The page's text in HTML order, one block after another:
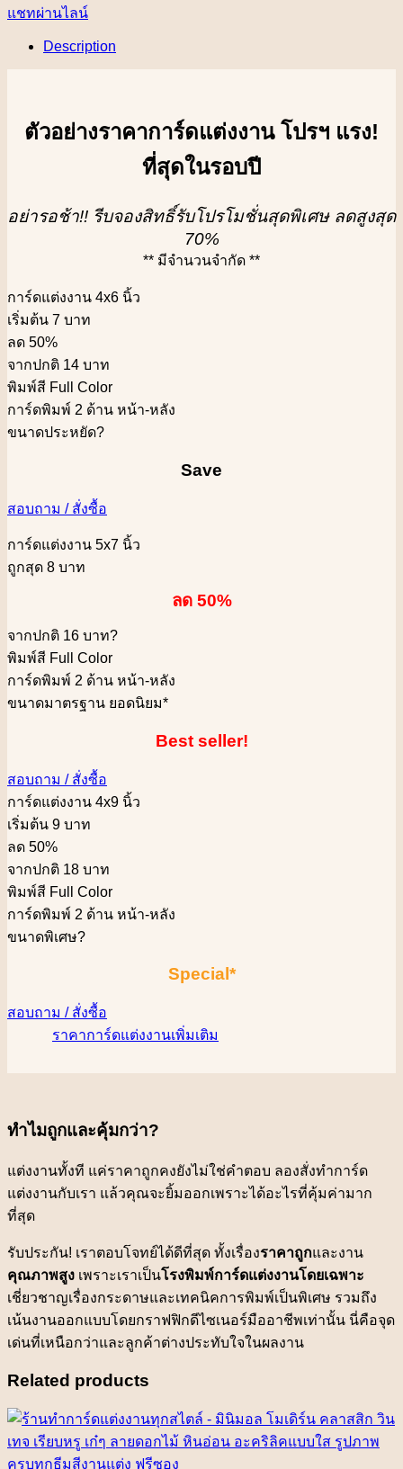
แชทผ่านไลน์
Description
ตัวอย่างราคาการ์ดแต่งงาน โปรฯ แรง!
ที่สุดในรอบปี
อย่ารอช้า!! รีบจองสิทธิ์รับโปรโมชั่นสุดพิเศษ ลดสูงสุด
70%
** มีจำนวนจำกัด **
การ์ดแต่งงาน 4x6 นิ้ว
เริ่มต้น 7 บาท
ลด 50%
จากปกติ 14 บาท
พิมพ์สี Full Color
การ์ดพิมพ์ 2 ด้าน หน้า-หลัง
ขนาดประหยัด?
Save
สอบถาม / สั่งซื้อ
การ์ดแต่งงาน 5x7 นิ้ว
ถูกสุด 8 บาท
ลด 50%
จากปกติ 16 บาท?
พิมพ์สี Full Color
การ์ดพิมพ์ 2 ด้าน หน้า-หลัง
ขนาดมาตรฐาน ยอดนิยม*
Best seller!
สอบถาม / สั่งซื้อ
การ์ดแต่งงาน 4x9 นิ้ว
เริ่มต้น 9 บาท
ลด 50%
จากปกติ 18 บาท
พิมพ์สี Full Color
การ์ดพิมพ์ 2 ด้าน หน้า-หลัง
ขนาดพิเศษ?
Special*
สอบถาม / สั่งซื้อ
ราคาการ์ดแต่งงานเพิ่มเติม
ทำไมถูกและคุ้มกว่า?
แต่งงานทั้งที แค่ราคาถูกคงยังไม่ใช่คำตอบ ลองสั่งทำการ์ด
แต่งงานกับเรา แล้วคุณจะยิ้มออกเพราะได้อะไรที่คุ้มค่ามาก
ที่สุด
รับประกัน! เราตอบโจทย์ได้ดีที่สุด ทั้งเรื่องราคาถูกและงาน
คุณภาพสูง เพราะเราเป็นโรงพิมพ์การ์ดแต่งงานโดยเฉพาะ
เชี่ยวชาญเรื่องกระดาษและเทคนิคการพิมพ์เป็นพิเศษ รวมถึง
เน้นงานออกแบบโดยกราฟฟิกดีไซเนอร์มืออาชีพเท่านั้น นี่คือจุด
เด่นที่เหนือกว่าและลูกค้าต่างประทับใจในผลงาน
Related products